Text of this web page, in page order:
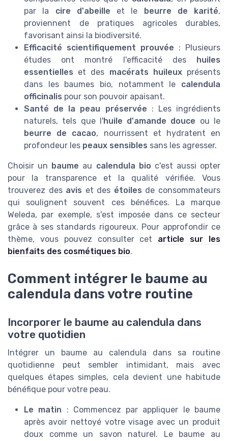
par la cire d'abeille et le beurre de karité,
proviennent de pratiques agricoles durables,
favorisant ainsi la biodiversité.
Efficacité scientifiquement prouvée : Plusieurs
études ont montré l'efficacité des huiles
essentielles et des macérats huileuxprésents
dans les baumes bio, notamment le calendula
officinalis pour son pouvoir apaisant.
Santé de la peau préservée : Les ingrédients
naturels, tels que l'huile d'amande douce ou le
beurre de cacao, nourrissent et hydratent en
profondeur les peaux sensibles sans les agresser.
Choisir un baume au calendula bio c'est aussi opter
pour la transparence et la qualité vérifiée. Vous
trouverez des avis et des étoiles de consommateurs
qui soulignent souvent ces bénéfices. La marque
Weleda, par exemple, s'est imposée dans ce secteur
grâce à ses standards rigoureux. Pour approfondir ce
thème, vous pouvez consulter cet article sur les
bienfaits des cosmétiques bio.
Comment intégrer le baume au
calendula dans votre routine
Incorporer le baume au calendula dans
votre quotidien
Intégrer un baume au calendula dans sa routine
quotidienne peut sembler intimidant, mais avec
quelques étapes simples, cela devient une habitude
bénéfique pour votre peau.
Le matin : Commencez par appliquer le baume
après avoir nettoyé votre visage avec un produit
doux comme un savon naturel. Le baume au